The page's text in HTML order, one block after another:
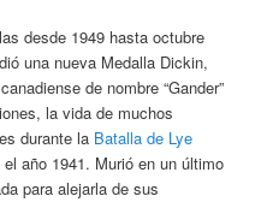
desde 1949 hasta octubre
una nueva Medalla Dickin,
de nombre “Gander”
la vida de muchos
durante la Batalla de Lye
el año 1941. Murió en un último
para alejarla de sus